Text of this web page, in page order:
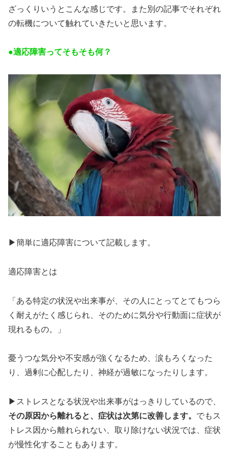
ざっくりいうとこんな感じです。また別の記事でそれぞれ
の転機について触れていきたいと思います。
●適応障害ってそもそも何？
▶︎簡単に適応障害について記載します。
適応障害とは
「ある特定の状況や出来事が、その人にとってとてもつら
く耐えがたく感じられ、そのために気分や行動面に症状が
現れるもの。」
憂うつな気分や不安感が強くなるため、涙もろくなった
り、過剰に心配したり、神経が過敏になったりします。
▶︎ストレスとなる状況や出来事がはっきりしているので、
その原因から離れると、症状は次第に改善します。 でもス
トレス因から離れられない、取り除けない状況では、症状
が慢性化することもあります。